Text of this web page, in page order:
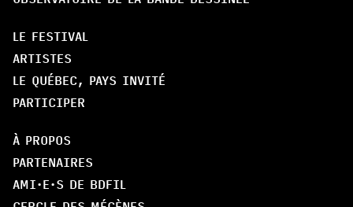
LE FESTIVAL
ARTISTES
LE QUÉBEC, PAYS INVITÉ
PARTICIPER
À PROPOS
PARTENAIRES
AMI·E·S DE BDFIL